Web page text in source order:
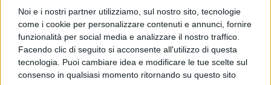
Noi e i nostri partner utilizziamo, sul nostro sito, tecnologie
come i cookie per personalizzare contenuti e annunci, fornire
funzionalità per social media e analizzare il nostro traffico.
Facendo clic di seguito si acconsente all'utilizzo di questa
tecnologia. Puoi cambiare idea e modificare le tue scelte sul
consenso in qualsiasi momento ritornando su questo sito
stiano cercando di recuperare il tempo perso
durante la pandemia sulle altre operazioni ed
interventi. E infine perché l’opposizione chiedeva
di concentrarsi anche su altro, come ad esempio i
sistemi di ventilazione nelle scuole, cavallo di